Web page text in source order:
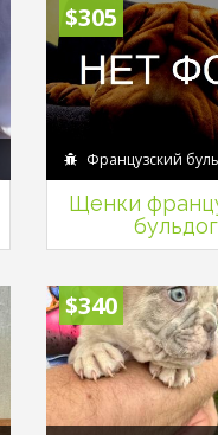
$305
Французский
Щенки
$340